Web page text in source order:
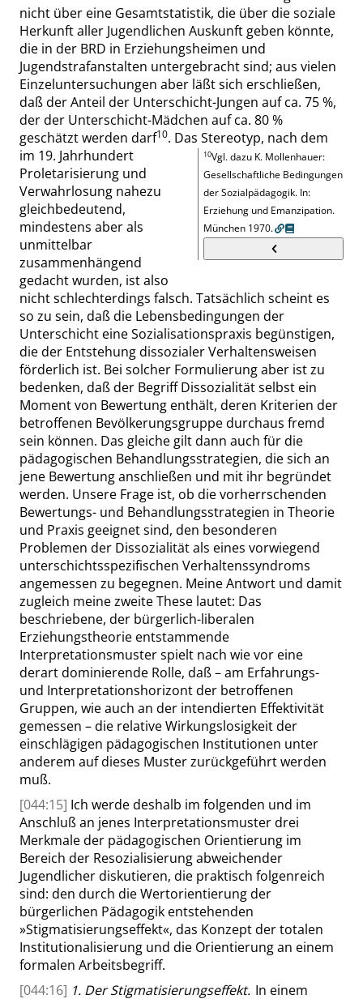
nicht über eine Gesamtstatistik, die über die soziale
Herkunft aller Jugendlichen Auskunft geben könnte,
die in der BRD in Erziehungsheimen und
Jugendstrafanstalten untergebracht sind; aus vielen
Einzeluntersuchungen aber läßt sich erschließen,
daß der Anteil der Unterschicht-Jungen aufca. 75 %,
der der Unterschicht-Mädchen aufca. 80 %
geschätztwerden darf10
10Vgl. dazu K. Mollenhauer:
Gesellschaftliche Bedingungen
der Sozialpädagogik. In:
Erziehung und Emanzipation.
München 1970.
. Das Stereotyp, nach dem
im 19. Jahrhundert
Proletarisierung und
Verwahrlosung nahezu
gleichbedeutend,
mindestens aber als
unmittelbar
zusammenhängend
gedacht wurden, ist also
nicht schlechterdings falsch. Tatsächlich scheint es
so zu sein, daß die Lebensbedingungen der
Unterschicht eine Sozialisationspraxis begünstigen,
die der Entstehung dissozialer Verhaltensweisen
förderlich ist. Bei solcher Formulierung aber ist zu
bedenken, daß der BegriffDissozialität selbst ein
Moment von Bewertung enthält, deren Kriterien der
betroffenen Bevölkerungsgruppe durchaus fremd
sein können. Das gleiche gilt dann auch für die
pädagogischen Behandlungsstrategien, die sich an
jene Bewertung anschließen und mit ihr begründet
werden. Unsere Frage ist, ob die vorherrschenden
Bewertungs- und Behandlungsstrategien in Theorie
und Praxis geeignet sind, den besonderen
Problemen der Dissozialität als eines vorwiegend
unterschichtsspezifischen Verhaltenssyndroms
angemessen zu begegnen. Meine Antwort und damit
zugleich meine zweite These lautet: Das
beschriebene, der bürgerlich-liberalen
Erziehungstheorie entstammende
Interpretationsmuster spielt nach wie vor eine
derart dominierende Rolle, daß – am Erfahrungs-
und Interpretationshorizont der betroffenen
Gruppen, wie auch an der intendierten Effektivität
gemessen – die relative Wirkungslosigkeit der
einschlägigen pädagogischen Institutionen unter
anderem auf dieses Muster zurückgeführt werden
muß.
[044:15] Ich werde deshalb im folgenden und im
Anschluß an jenes Interpretationsmuster drei
Merkmale der pädagogischen Orientierung im
Bereich der Resozialisierung abweichender
Jugendlicher diskutieren, die praktisch folgenreich
sind: den durch die Wertorientierung der
bürgerlichen Pädagogik entstehenden
»Stigmatisierungseffekt«, das Konzept der totalen
Institutionalisierung und die Orientierung an einem
formalen Arbeitsbegriff.
[044:16] 1. Der Stigmatisierungseffekt. In einem